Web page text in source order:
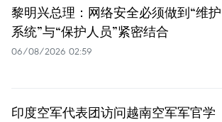
黎明兴总理：网络安全必须做到“维护
系统”与“保护人员”紧密结合
06/08/2026 02:59
印度空军代表团访问越南空军军官学